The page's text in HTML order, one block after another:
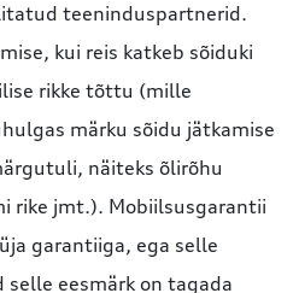
teeninduspartnerid.
kui reis katkeb sõiduki
rikke tõttu (mille
märku sõidu jätkamise
näiteks õlirõhu
rike jmt.). Mobiilsusgarantii
garantiiga, ega selle
selle eesmärk on tagada